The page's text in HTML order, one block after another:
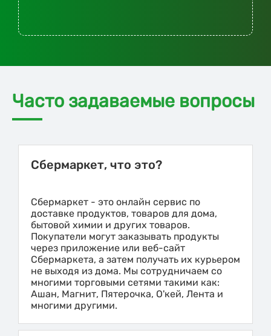
Часто задаваемые вопросы
Сбермаркет, что это?
Сбермаркет - это онлайн сервис по
доставке продуктов, товаров для дома,
бытовой химии и других товаров.
Покупатели могут заказывать продукты
через приложение или веб-сайт
Сбермаркета, а затем получать их курьером
не выходя из дома. Мы сотрудничаем со
многими торговыми сетями такими как:
Ашан, Магнит, Пятерочка, О'кей, Лента и
многими другими.